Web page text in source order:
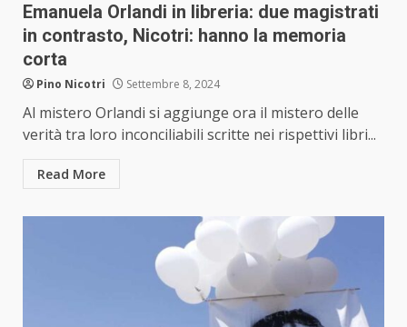
Emanuela Orlandi in libreria: due magistrati
in contrasto, Nicotri: hanno la memoria
corta
Pino Nicotri Settembre 8, 2024
Al mistero Orlandi si aggiunge ora il mistero delle
verità tra loro inconciliabili scritte nei rispettivi libri...
Read More